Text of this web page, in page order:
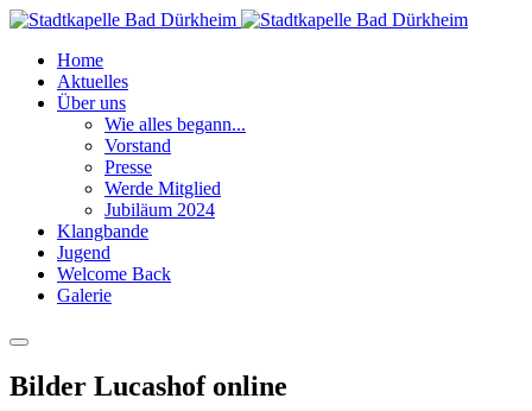
Home
Aktuelles
Über uns
Wie alles begann...
Vorstand
Presse
Werde Mitglied
Jubiläum 2024
Klangbande
Jugend
Welcome Back
Galerie
Bilder Lucashof online